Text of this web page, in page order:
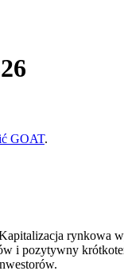
GOAT.
rynkowa
i pozytywny